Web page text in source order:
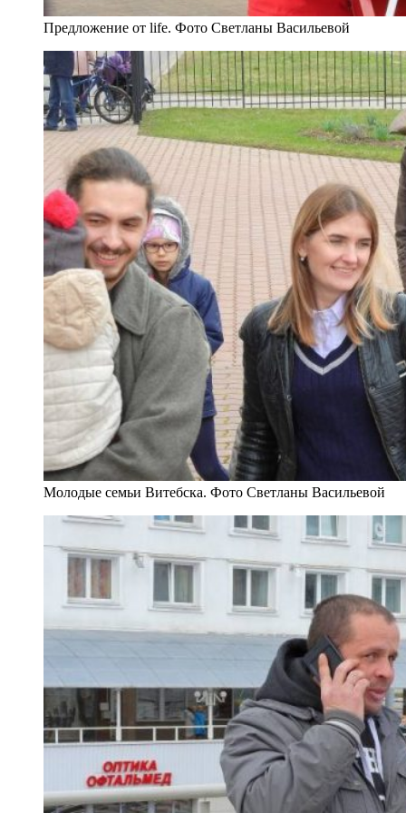
Предложение от life. Фото Светланы Васильевой
Молодые семьи Витебска. Фото Светланы Васильевой